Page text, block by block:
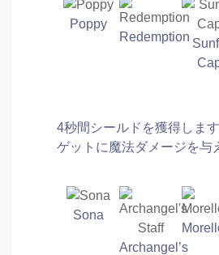
Poppy
Redemption
4秒間シールドを獲得しま
ゲットに魔法ダメージを与
Sona
Archangel’s